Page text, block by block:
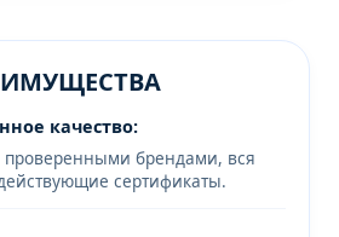
качество:
проверенными брендами, вся
сертификаты.